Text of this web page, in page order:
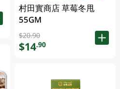
村田實商店 草莓冬甩
55GM
$20.90
$14.90